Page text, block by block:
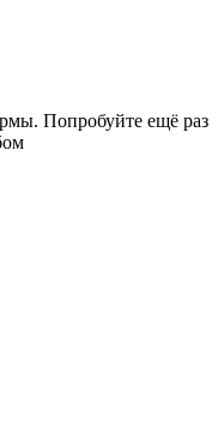
Попробуйте ещё раз